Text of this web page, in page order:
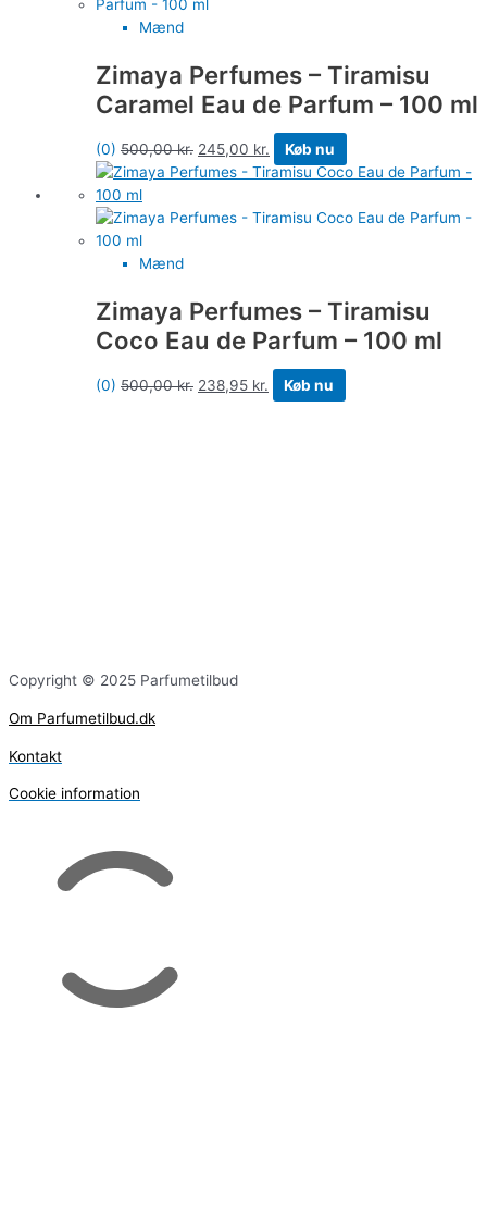
Mænd
Zimaya Perfumes – Tiramisu
Caramel Eau de Parfum – 100 ml
(0) 500,00kr. 245,00 kr. Køb nu
Mænd
Zimaya Perfumes – Tiramisu
Coco Eau de Parfum – 100 ml
(0) 500,00kr. 238,95 kr. Køb nu
Copyright © 2025 Parfumetilbud
Om Parfumetilbud.dk
Kontakt
Cookie information